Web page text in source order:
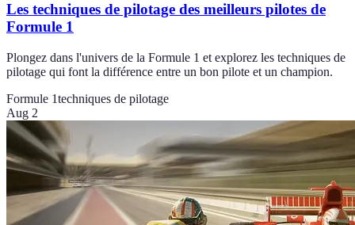
Les techniques de pilotage des meilleurs pilotes de
Formule 1
Plongez dans l'univers de la Formule 1 et explorez les techniques de
pilotage qui font la différence entre un bon pilote et un champion.
Formule 1techniques de pilotage
Aug 2